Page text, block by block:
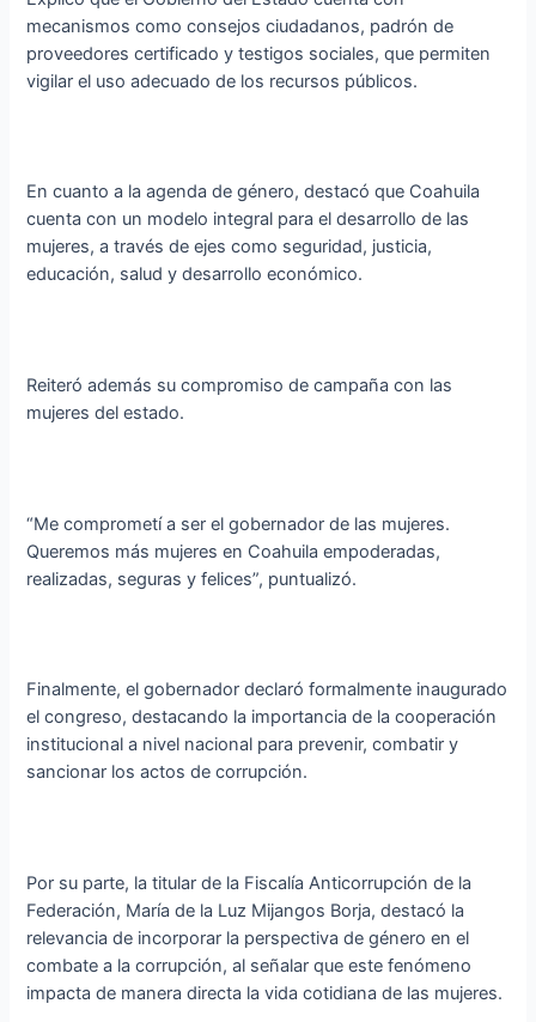
mecanismos como consejos ciudadanos, padrón de
proveedores certificado y testigos sociales, que permiten
vigilar el uso adecuado de los recursos públicos.
En cuanto a la agenda de género, destacó que Coahuila
cuenta con un modelo integral para el desarrollo de las
mujeres, a través de ejes como seguridad, justicia,
educación, salud y desarrollo económico.
Reiteró además su compromiso de campaña con las
mujeres del estado.
“Me comprometí a ser el gobernador de las mujeres.
Queremos más mujeres en Coahuila empoderadas,
realizadas, seguras y felices”, puntualizó.
Finalmente, el gobernador declaró formalmente inaugurado
el congreso, destacando la importancia de la cooperación
institucional a nivel nacional para prevenir, combatir y
sancionar los actos de corrupción.
Por su parte, la titular de la Fiscalía Anticorrupción de la
Federación, María de la Luz Mijangos Borja, destacó la
relevancia de incorporar la perspectiva de género en el
combate a la corrupción, al señalar que este fenómeno
impacta de manera directa la vida cotidiana de las mujeres.